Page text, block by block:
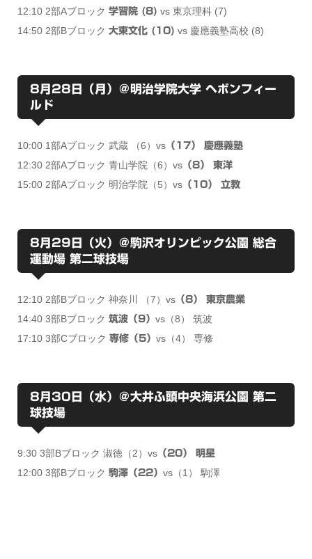
12:10 2部Aブロック 学習院 (8) vs 東京理科 (7)
14:50 2部Bブロック 大東文化 (10) vs 慶應義塾高校 (8)
8月28日（月）＠明治学院大学 ヘボンフィー
ルド
10:00 1部Aブロック 武蔵 （6）vs（17） 慶應義塾
12:30 2部Aブロック 青山学院（6）vs（8） 東洋
15:00 2部Aブロック 明治学院（5）vs（10） 立教
8月29日（火）＠駒沢オリンピック公園 総合
運動場 第二球技場
12:10 2部Bブロック 神奈川 （7）vs（8） 東京農業
14:40 3部Bブロック 筑波（9） vs（8） 筑波
17:10 3部Cブロック 専修（5） vs（4） 専修
8月30日（水）＠大井ふ頭中央海浜公園 第二
球技場
9:30 3部Bブロック 淑徳（2）vs（20） 明星
12:00 3部Bブロック 駒澤（22） vs（1） 駒澤